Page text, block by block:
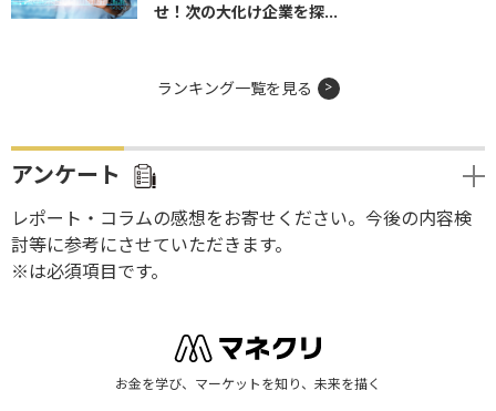
せ！次の大化け企業を探...
ランキング一覧を見る
アンケート
レポート・コラムの感想をお寄せください。今後の内容検
討等に参考にさせていただきます。
※は必須項目です。
お金を学び、マーケットを知り、未来を描く